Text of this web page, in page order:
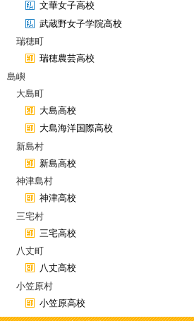
文華女子高校
武蔵野女子学院高校
瑞穂町
瑞穂農芸高校
島嶼
大島町
大島高校
大島海洋国際高校
新島村
新島高校
神津島村
神津高校
三宅村
三宅高校
八丈町
八丈高校
小笠原村
小笠原高校